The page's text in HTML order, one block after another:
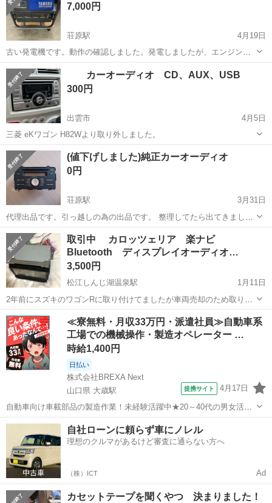
グリル、カップホルダーも...
7,000円
荘原駅
4月19日
古い発電機です。動作の確認しました。発電しましたが、エンジンの
かかり悪かったです。
島根 出雲市 カーオーディオ
カーオーディオ CD、AUX、USB
300円
出雲市
4月5日
三菱 eKワゴン H82Wより取り外しました。
島根 出雲市 カーオーディオ USB
(値下げしました)純正カーオーディオ
0円
荘原駅
3月31日
代理出品です。引っ越しの為の出品です。 整理してたら出てきまし
た。 写真のものが全てです 多分ミラかワゴンRに着いていた純正品だ
と言っておられました NR,ＮＣでおねがいします。 取りに来てくれ方
希望ですが小さいものなので持...
島根 出雲市 荘原駅 カーオーディオ 現状
取引中 カロッツェリア 楽ナビ
Bluetooth ディスプレイオーディオ…
3,500円
松江しんじ湖温泉駅
1月11日
2年前にスズキのワゴンRに取り付けてましたが車両売却のため取り外
し保管しておりました 地図が古いのでディスプレイオーディオとして
お使い頂ければと思います！ スズキのブラケットがついてます
島根 松江市 松江しんじ湖温泉駅 カーオーディオ
楽ナビ
≪寮無料・月収33万円・派遣社員≫自動車系
工場での機械操作・製造オペレーター …
時給1,400円
日払い
株式会社BREXA Next
山口県 大歳駅
提携サイト 4月17日
自動車向け車載部品の製造作業！未経験活躍中★20～40代の男女活躍
中！友達同士での応募OK！備品付きワンルーム寮費無料！赴任旅費会
社負担！生活支援物資事前対応可◎格安食堂利用可！年間休日135日
♪《山口県山口市》 人気の工...
山口 山口市 大歳駅 その他
自社ローンに頼らず車にノレル
理想のクルマがあるけど審査に通らない方へ
（株）ICT Ad
カセットテープを聞くやつ 決まりました！